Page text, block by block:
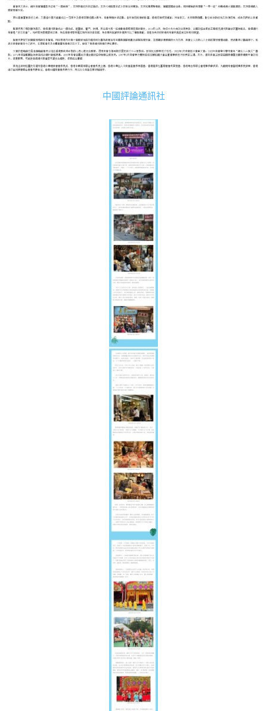
中國評論通訊社